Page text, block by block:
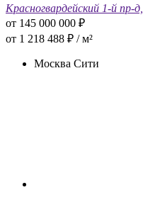
Красногвардейский 1-й пр-
от 145 000 000 ₽
от 1 218 488 ₽ / м²
Москва Сити